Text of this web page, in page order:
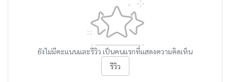
ยังไม่มีคะแนนและรีวิว เป็นคนแรกที่แสดงความคิดเห็น
รีวิว